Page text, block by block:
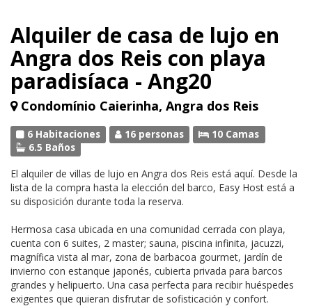
Alquiler de casa de lujo en
Angra dos Reis con playa
paradisíaca - Ang20
Condomínio Caierinha, Angra dos Reis
6 Habitaciones 16 personas
10 Camas
6.5 Baños
El alquiler de villas de lujo en Angra dos Reis está aquí. Desde la
lista de la compra hasta la elección del barco, Easy Host está a
su disposición durante toda la reserva.
Hermosa casa ubicada en una comunidad cerrada con playa,
cuenta con 6 suites, 2 master; sauna, piscina infinita, jacuzzi,
magnífica vista al mar, zona de barbacoa gourmet, jardín de
invierno con estanque japonés, cubierta privada para barcos
grandes y helipuerto. Una casa perfecta para recibir huéspedes
exigentes que quieran disfrutar de sofisticación y confort.